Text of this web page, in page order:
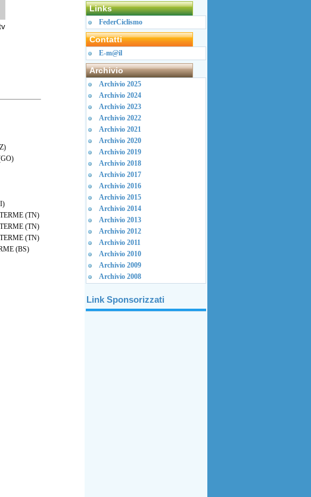
(TN)
(TN)
(TN)
(BS)
Links
FederCiclismo
Contatti
E-m@il
Archivio
Archivio 2025
Archivio 2024
Archivio 2023
Archivio 2022
Archivio 2021
Archivio 2020
Archivio 2019
Archivio 2018
Archivio 2017
Archivio 2016
Archivio 2015
Archivio 2014
Archivio 2013
Archivio 2012
Archivio 2011
Archivio 2010
Archivio 2009
Archivio 2008
Link Sponsorizzati